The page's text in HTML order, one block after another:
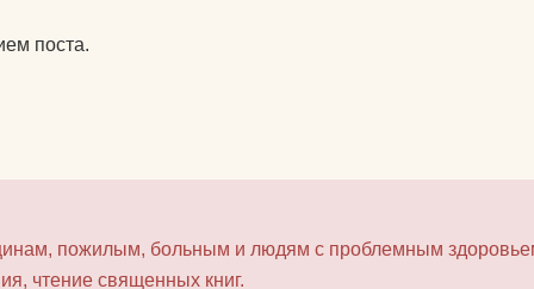
поста.
пожилым, больным и людям с проблемным
чтение священных книг.